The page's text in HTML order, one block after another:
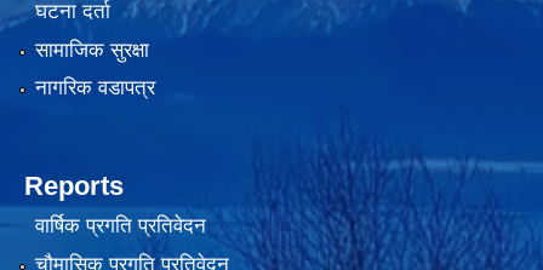
घटना दर्ता
सामाजिक सुरक्षा
नागरिक वडापत्र
Reports
वार्षिक प्रगति प्रतिवेदन
चौमासिक प्रगति प्रतिवेदन